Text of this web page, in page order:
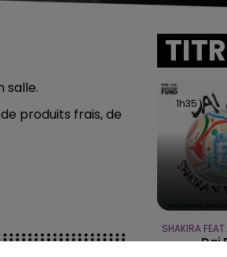
salle.
produits frais, de
1h35
1h35
SHAKIRA
Dai